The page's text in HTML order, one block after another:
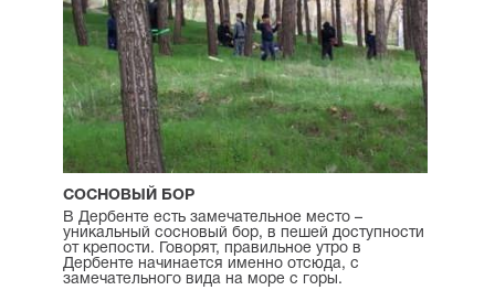
СОСНОВЫЙ БОР
В Дербенте есть замечательное место –
уникальный сосновый бор, в пешей доступности
от крепости. Говорят, правильное утро в
Дербенте начинается именно отсюда, с
замечательного вида на море с горы.